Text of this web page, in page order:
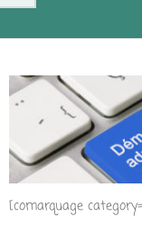
[comarquage